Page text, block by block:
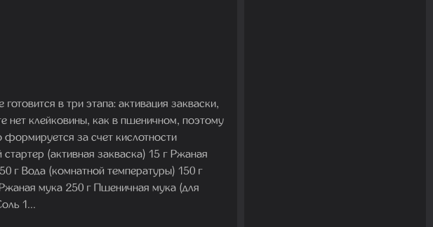
в три этапа: активация закваски,
нет клейковины, как в пшеничном, поэтому
за счет кислотности
(активная закваска) 15 г Ржаная
г Вода (комнатной температуры) 150 г
мука 250 г Пшеничная мука (для
1...